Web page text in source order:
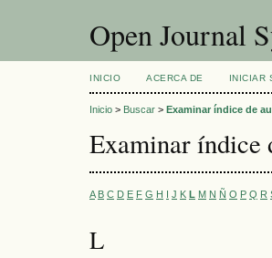
Open Journal
INICIO ACERCA DE INICIAR
Inicio > Buscar > Examinar índice de
Examinar índice
A B C D E F G H I J K L M N Ñ O P Q R
L